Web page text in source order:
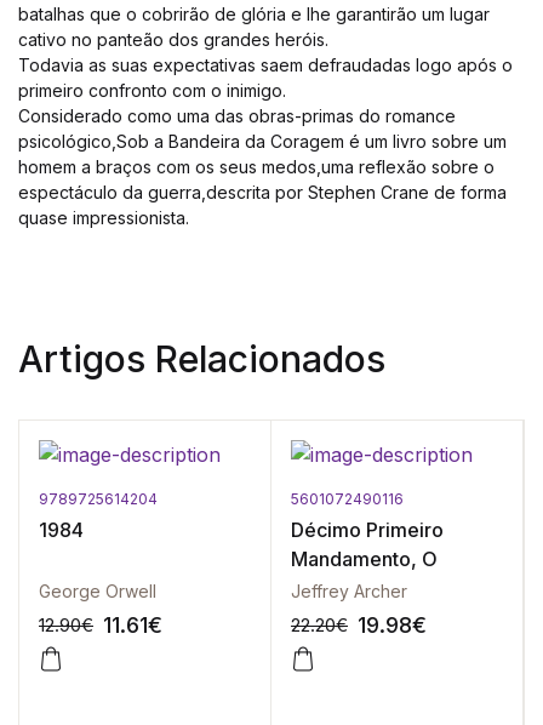
batalhas que o cobrirão de glória e lhe garantirão um lugar
cativo no panteão dos grandes heróis.
Todavia as suas expectativas saem defraudadas logo após o
primeiro confronto com o inimigo.
Considerado como uma das obras-primas do romance
psicológico,Sob a Bandeira da Coragem é um livro sobre um
homem a braços com os seus medos,uma reflexão sobre o
espectáculo da guerra,descrita por Stephen Crane de forma
quase impressionista.
Artigos Relacionados
9789725614204
1984
George Orwell
12.90€ 11.61€
5601072490116
Décimo Primeiro
Mandamento, O
Jeffrey Archer
22.20€ 19.98€